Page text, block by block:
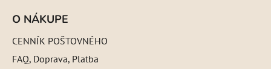
O NÁKUPE
CENNÍK POŠTOVNÉHO
FAQ, Doprava, Platba